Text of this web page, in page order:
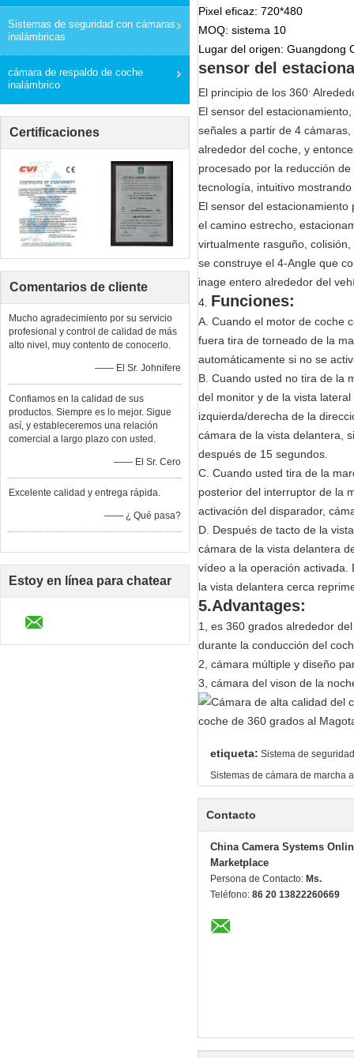
Sistemas de seguridad con cámaras
inalámbricas
cámara de respaldo de coche
inalámbrico
Certificaciones
Comentarios de cliente
Mucho agradecimiento por su servicio
profesional y control de calidad de más
alto nivel, muy contento de conocerlo.
—— El Sr. Johnifere
Confiamos en la calidad de sus
productos. Siempre es lo mejor. Sigue
así, y estableceremos una relación
comercial a largo plazo con usted.
—— El Sr. Cero
Excelente calidad y entrega rápida.
—— ¿ Qué pasa?
Estoy en línea para chatear
Pixel eficaz: 720*480
MOQ: sistema 10
Lugar del origen: Guangdong
sensor del
El principio de los 360
El sensor del
señales a partir de 4
alrededor del coche, y
procesado por la reducción
tecnología, intuitivo
El sensor del
el camino estrecho,
virtualmente rasguño,
se construye el 4-Angle que
inage entero alrededor del
4. Funciones:
A. Cuando el motor de coche
fuera tira de torneado de la
automáticamente si no se
B. Cuando usted no tira de la
del monitor y de la vista
izquierda/derecha de la
cámara de la vista delantera,
después de 15 segundos.
C. Cuando usted tira de la
posterior del interruptor de la
activación del disparador,
D. Después de tacto de la
cámara de la vista delantera
vídeo a la operación activada.
la vista delantera cerca
5.Advantages:
1, es 360 grados alrededor
durante la conducción del
2, cámara múltiple y diseño
3, cámara del vison de la
etiqueta: Sistema de
Sistemas de cámara de marcha
Contacto
China Camera Systems
Marketplace
Persona de Contacto: Ms.
Teléfono: 86 20 13822260669